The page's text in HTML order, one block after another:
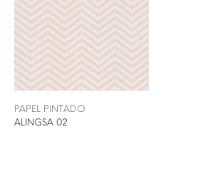
PAPEL PINTADO
ALINGSA 02